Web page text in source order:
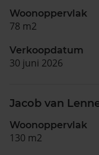
Woonoppervlak
78 m2
Verkoopdatum
30 juni 2026
Jacob van
Woonoppervlak
130 m2